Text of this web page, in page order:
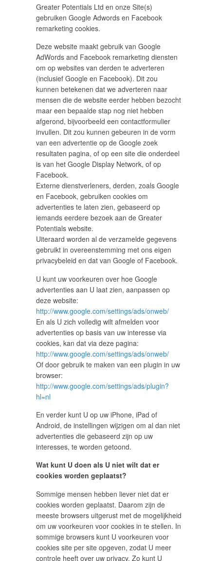
Greater Potentials Ltd en onze Site(s)
gebruiken Google Adwords en Facebook
remarketing cookies.
Deze website maakt gebruik van Google
AdWords and Facebook remarketing diensten
om op websites van derden te adverteren
(inclusief Google en Facebook). Dit zou
kunnen betekenen dat we adverteren naar
mensen die de website eerder hebben bezocht
maar een bepaalde stap nog niet hebben
afgerond, bijvoorbeeld een contactformulier
invullen. Dit zou kunnen gebeuren in de vorm
van een advertentie op de Google zoek
resultaten pagina, of op een site die onderdeel
is van het Google Display Network, of op
Facebook.
Externe dienstverleners, derden, zoals Google
en Facebook, gebruiken cookies om
advertenties te laten zien, gebaseerd op
iemands eerdere bezoek aan de Greater
Potentials website.
Uiteraard worden al de verzamelde gegevens
gebruikt in overeenstemming met ons eigen
privacybeleid en dat van Google of Facebook.
U kunt uw voorkeuren over hoe Google
advertenties aan U laat zien, aanpassen op
deze website:
http://www.google.com/settings/ads/onweb/
En als U zich volledig wilt afmelden voor
advertenties op basis van uw interesse via
cookies, kan dat via deze pagina:
http://www.google.com/settings/ads/onweb/
Of door gebruik te maken van een plugin in uw
browser:
http://www.google.com/settings/ads/plugin?
hl=nl
En verder kunt U op uw iPhone, iPad of
Android, de instellingen wijzigen om al dan niet
advertenties die gebaseerd zijn op uw
interesses, te worden getoond.
Wat kunt U doen als U niet wilt dat er
cookies worden geplaatst?
Sommige mensen hebben liever niet dat er
cookies worden geplaatst. Daarom zijn de
meeste browsers uitgerust met de mogelijkheid
om uw voorkeuren voor cookies in te stellen. In
sommige browsers kunt U voorkeuren voor
cookies site per site opgeven, zodat U meer
controle heeft over uw privacy. Zo kunt U